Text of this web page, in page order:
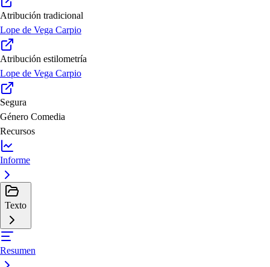
Atribución tradicional
Lope de Vega Carpio
Atribución estilometría
Lope de Vega Carpio
Segura
Género Comedia
Recursos
Informe
Texto
Resumen